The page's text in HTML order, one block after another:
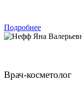
Подробнее
Врач-косметолог